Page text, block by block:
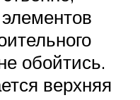
обойтись.
верхняя